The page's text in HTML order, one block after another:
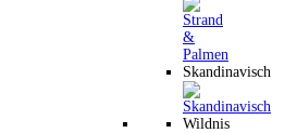
Skandinavisch
Wildnis